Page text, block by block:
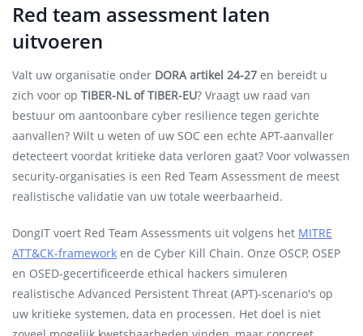
Red team assessment laten
uitvoeren
Valt uw organisatie onder DORA artikel 24-27 en bereidt u
zich voor op TIBER-NL of TIBER-EU? Vraagt uw raad van
bestuur om aantoonbare cyber resilience tegen gerichte
aanvallen? Wilt u weten of uw SOC een echte APT-aanvaller
detecteert voordat kritieke data verloren gaat? Voor volwassen
security-organisaties is een Red Team Assessment de meest
realistische validatie van uw totale weerbaarheid.
DongIT voert Red Team Assessments uit volgens het MITRE
ATT&CK-framework en de Cyber Kill Chain. Onze OSCP, OSEP
en OSED-gecertificeerde ethical hackers simuleren
realistische Advanced Persistent Threat (APT)-scenario's op
uw kritieke systemen, data en processen. Het doel is niet